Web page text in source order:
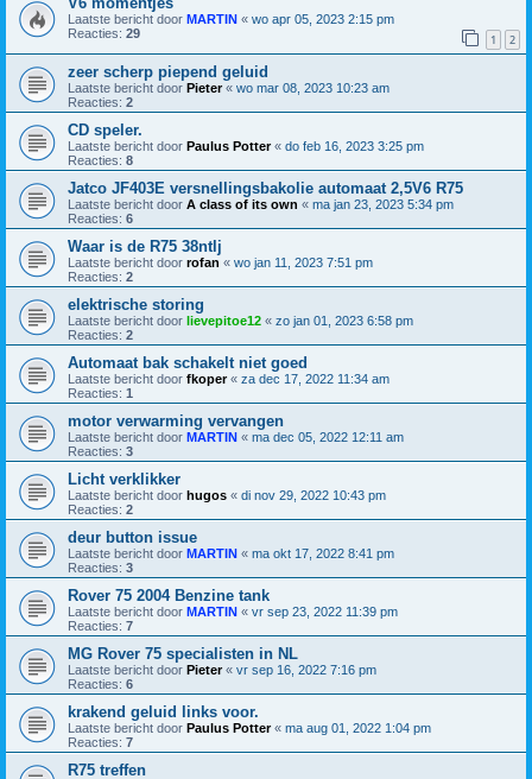
Laatste bericht door MARTIN « wo apr 05, 2023 2:15 pm
Reacties: 29 1 2
zeer scherp piepend geluid
Laatste bericht door Pieter« wo mar 08, 2023 10:23 am
Reacties: 2
CD speler.
Laatste bericht door Paulus Potter« do feb 16, 2023 3:25 pm
Reacties: 8
Jatco JF403E versnellingsbakolie automaat 2,5V6 R75
Laatste bericht door A class of its own « ma jan 23, 2023 5:34 pm
Reacties: 6
Waar is de R75 38ntlj
Laatste bericht door rofan « wo jan 11, 2023 7:51 pm
Reacties: 2
elektrische storing
Laatste bericht door lievepitoe12 « zo jan 01, 2023 6:58 pm
Reacties: 2
Automaat bak schakelt niet goed
Laatste bericht door fkoper« za dec 17, 2022 11:34 am
Reacties: 1
motor verwarming vervangen
Laatste bericht door MARTIN « ma dec 05, 2022 12:11 am
Reacties: 3
Licht verklikker
Laatste bericht door hugos « di nov 29, 2022 10:43 pm
Reacties: 2
deur button issue
Laatste bericht door MARTIN « ma okt 17, 2022 8:41 pm
Reacties: 3
Rover 75 2004 Benzine tank
Laatste bericht door MARTIN « vr sep 23, 2022 11:39 pm
Reacties: 7
MG Rover 75 specialisten in NL
Laatste bericht door Pieter« vr sep 16, 2022 7:16 pm
Reacties: 6
krakend geluid links voor.
Laatste bericht door Paulus Potter« ma aug 01, 2022 1:04 pm
Reacties: 7
R75 treffen